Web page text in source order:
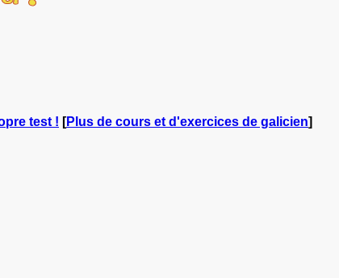
test ! [Plus de cours et d'exercices de galicien]